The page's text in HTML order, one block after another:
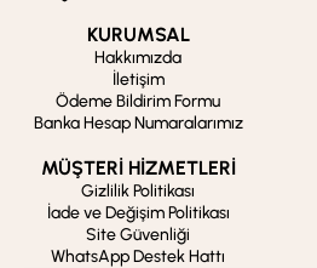
KURUMSAL
Hakkımızda
İletişim
Ödeme Bildirim Formu
Banka Hesap Numaralarımız
MÜŞTERİ HİZMETLERİ
Gizlilik Politikası
İade ve Değişim Politikası
Site Güvenliği
WhatsApp Destek Hattı